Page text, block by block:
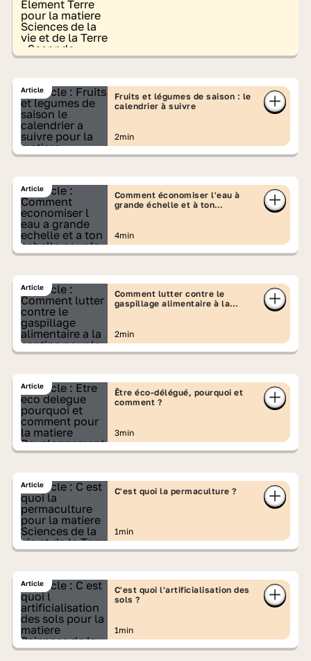
Article
Fruits et légumes de saison : le
calendrier à suivre
2min
Article
Comment économiser l'eau à
grande échelle et à ton
4min
Article
Comment lutter contre le
gaspillage alimentaire à la
2min
Article
Être éco-délégué, pourquoi et
comment ?
3min
Article
C'est quoi la permaculture ?
1min
Article
C'est quoi l'artificialisation des
sols ?
1min